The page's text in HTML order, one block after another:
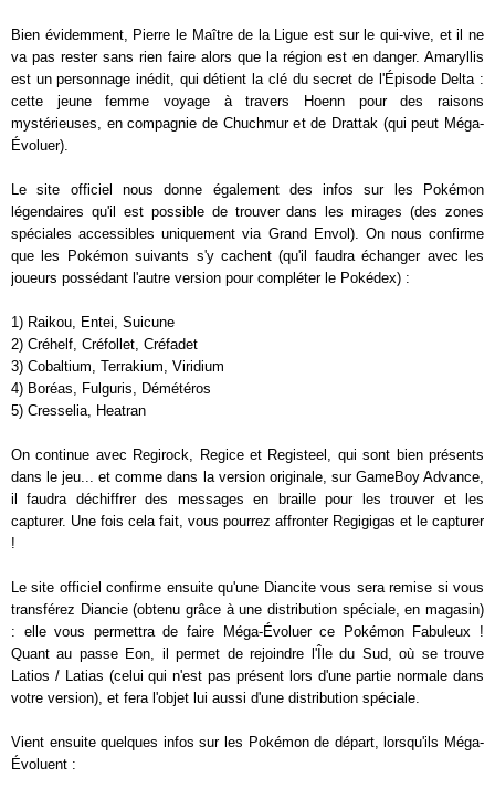
Bien évidemment, Pierre le Maître de la Ligue est sur le qui-vive, et il ne
va pas rester sans rien faire alors que la région est en danger. Amaryllis
est un personnage inédit, qui détient la clé du secret de l'Épisode Delta :
cette jeune femme voyage à travers Hoenn pour des raisons
mystérieuses, en compagnie de Chuchmur et de Drattak (qui peut Méga-
Évoluer).
Le site officiel nous donne également des infos sur les Pokémon
légendaires qu'il est possible de trouver dans les mirages (des zones
spéciales accessibles uniquement via Grand Envol). On nous confirme
que les Pokémon suivants s'y cachent (qu'il faudra échanger avec les
joueurs possédant l'autre version pour compléter le Pokédex) :
1) Raikou, Entei, Suicune
2) Créhelf, Créfollet, Créfadet
3) Cobaltium, Terrakium, Viridium
4) Boréas, Fulguris, Démétéros
5) Cresselia, Heatran
On continue avec Regirock, Regice et Registeel, qui sont bien présents
dans le jeu... et comme dans la version originale, sur GameBoy Advance,
il faudra déchiffrer des messages en braille pour les trouver et les
capturer. Une fois cela fait, vous pourrez affronter Regigigas et le capturer
!
Le site officiel confirme ensuite qu'une Diancite vous sera remise si vous
transférez Diancie (obtenu grâce à une distribution spéciale, en magasin)
: elle vous permettra de faire Méga-Évoluer ce Pokémon Fabuleux !
Quant au passe Eon, il permet de rejoindre l'Île du Sud, où se trouve
Latios / Latias (celui qui n'est pas présent lors d'une partie normale dans
votre version), et fera l'objet lui aussi d'une distribution spéciale.
Vient ensuite quelques infos sur les Pokémon de départ, lorsqu'ils Méga-
Évoluent :